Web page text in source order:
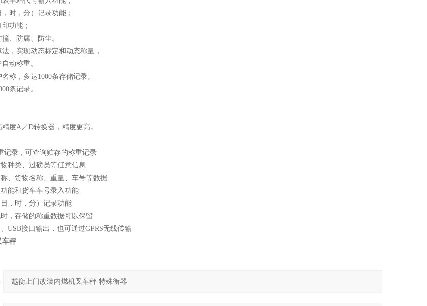
时，分）记录功能；
功能；
、防腐、防尘。
，实现动态标定和动态称量，
动称重。
称，多达1000条存储记录。
条记录。
度A／D转换器，精度更高。
记录，可查询贮存的称重记录
种类、过磅员等任意信息
、货物名称、重量、车号等数据
能和货车车号录入功能
，时，分）记录功能
，存储的称重数据可以保留
USB接口输出，也可通过GPRS无线传输
车秤